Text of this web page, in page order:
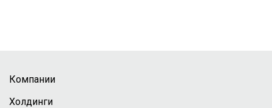
Компании
Холдинги